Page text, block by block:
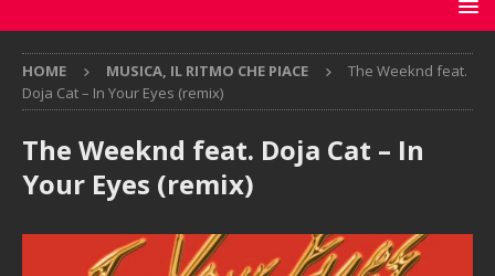
HOME MUSICA, IL RITMO CHE PIACE
The Weeknd feat.
Doja Cat – In Your Eyes (remix)
The Weeknd feat. Doja Cat – In
Your Eyes (remix)